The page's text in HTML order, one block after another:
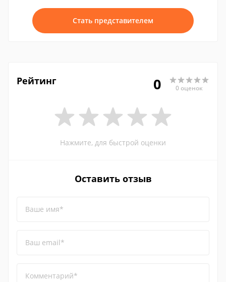
Стать представителем
Рейтинг 0 0 оценок
Нажмите, для быстрой оценки
Оставить отзыв
Ваше имя*
Ваш email*
Комментарий*